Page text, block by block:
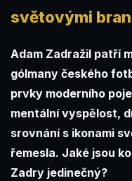
světovými
Adam Zadražil patří
gólmany českého
prvky moderního
mentální vyspělost,
srovnání s ikonami
řemesla. Jaké jsou
Zadry jedinečný?